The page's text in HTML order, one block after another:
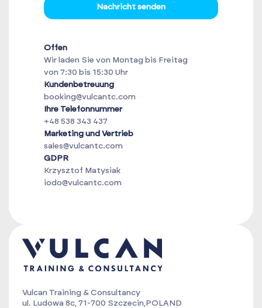
Nachricht senden
Offen
Wir laden Sie von Montag bis Freitag
von 7:30 bis 15:30 Uhr
Kundenbetreuung
booking@vulcantc.com
Ihre Telefonnummer
+48 538 343 437
Marketing und Vertrieb
sales@vulcantc.com
GDPR
Krzysztof Matysiak
iodo@vulcantc.com
Vulcan Training & Consultancy
ul. Ludowa 8c, 71-700 Szczecin,POLAND